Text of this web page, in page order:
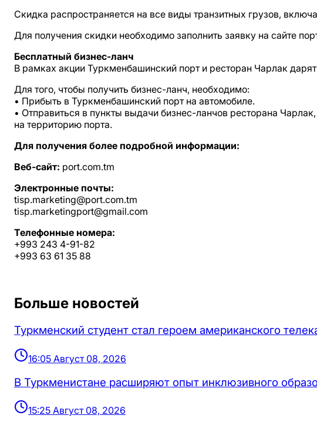
Скидка распространяется на все виды транзитных грузов,
Для получения скидки необходимо заполнить заявку на сайте
Бесплатный бизнес-ланч
В рамках акции Туркменбашинский порт и ресторан Чарлак
Для того, чтобы получить бизнес-ланч, необходимо:
• Прибыть в Туркменбашинский порт на автомобиле.
• Отправиться в пункты выдачи бизнес-ланчов ресторана
на территорию порта.
Для получения более подробной информации:
Веб-сайт: port.com.tm
Электронные почты:
tisp.marketing@port.com.tm
tisp.marketingport@gmail.com
Телефонные номера:
+993 243 4-91-82
+993 63 61 35 88
Больше новостей
Туркменский студент стал героем американского
16:05 Август 08, 2026
В Туркменистане расширяют опыт инклюзивного
15:25 Август 08, 2026